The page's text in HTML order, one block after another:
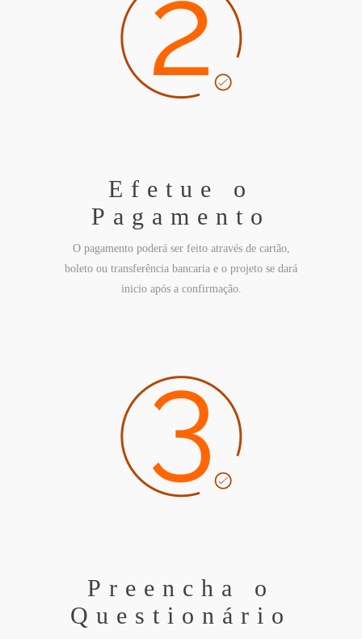
Efetue o
Pagamento
O pagamento poderá ser feito através de cartão,
boleto ou transferência bancaria e o projeto se dará
inicio após a confirmação.
Preencha o
Questionário